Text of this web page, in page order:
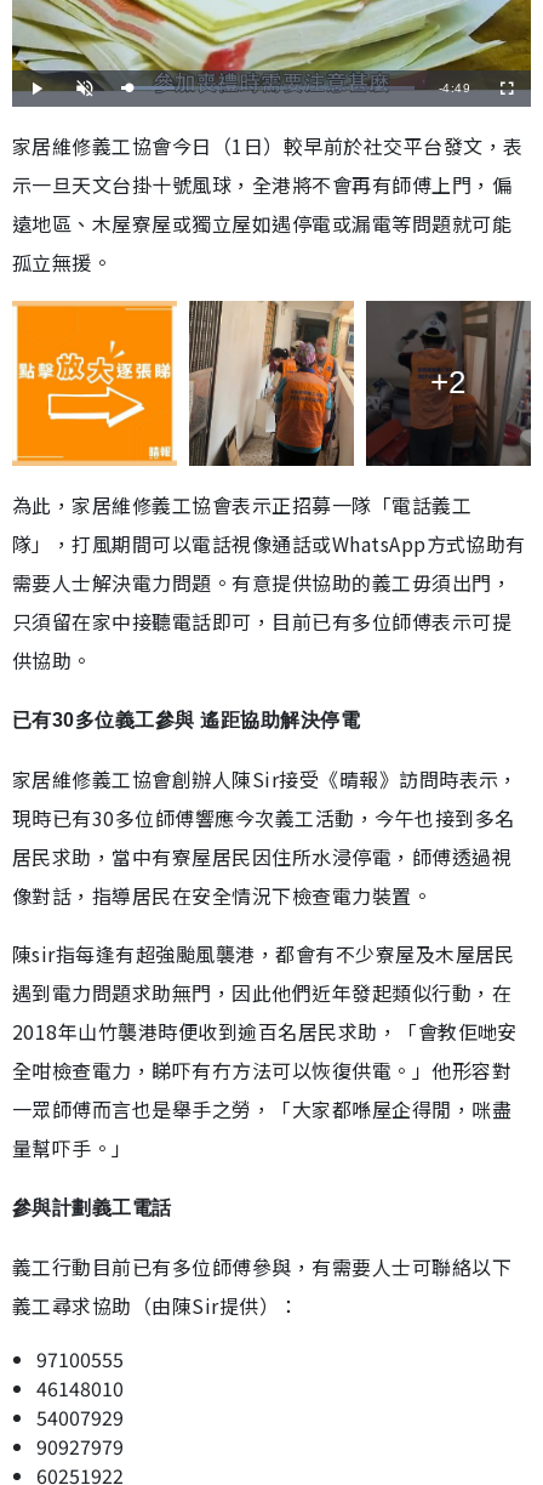
播
放
開
啟
載
入
:
1
.
1
%
剩
間
-4:49
全
螢
家居維修義工協會今日（1日）較早前於社交平台發文，表
示一旦天文台掛十號風球，全港將不會再有師傅上門，偏
遠地區、木屋寮屋或獨立屋如遇停電或漏電等問題就可能
孤立無援。
+2
為此，家居維修義工協會表示正招募一隊「電話義工
隊」，打風期間可以電話視像通話或WhatsApp方式協助有
需要人士解決電力問題。有意提供協助的義工毋須出門，
只須留在家中接聽電話即可，目前已有多位師傅表示可提
供協助。
已有30多位義工參與 遙距協助解決停電
家居維修義工協會創辦人陳Sir接受《晴報》訪問時表示，
現時已有30多位師傅響應今次義工活動，今午也接到多名
居民求助，當中有寮屋居民因住所水浸停電，師傅透過視
像對話，指導居民在安全情況下檢查電力裝置。
陳sir指每逢有超強颱風襲港，都會有不少寮屋及木屋居民
遇到電力問題求助無門，因此他們近年發起類似行動，在
2018年山竹襲港時便收到逾百名居民求助，「會教佢哋安
全咁檢查電力，睇吓有冇方法可以恢復供電。」他形容對
一眾師傅而言也是舉手之勞，「大家都喺屋企得閒，咪盡
量幫吓手。」
參與計劃義工電話
義工行動目前已有多位師傅參與，有需要人士可聯絡以下
義工尋求協助（由陳Sir提供）：
97100555
46148010
54007929
90927979
60251922